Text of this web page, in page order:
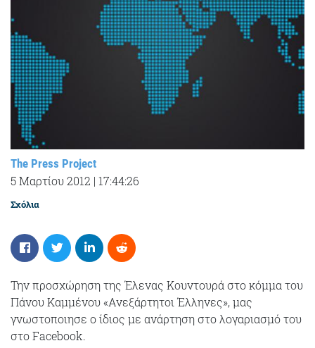
The Press Project
5 Μαρτίου 2012 | 17:44:26
Σχόλια
Την προσχώρηση της Έλενας Κουντουρά στο κόμμα του
Πάνου Καμμένου «Ανεξάρτητοι Έλληνες», μας
γνωστοποιησε ο ίδιος με ανάρτηση στο λογαριασμό του
στο Facebook.